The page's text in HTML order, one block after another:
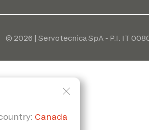
© 2026 | Servotecnica SpA - P.I. IT